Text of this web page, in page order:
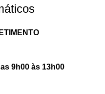
9h00 às 13h00